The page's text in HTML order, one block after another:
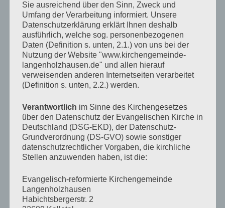
KALENDER
Veranstaltungen im August 2026
MoMontag
DiDienstag
MiMittwoch
DoDonnerstag
FrFreitag
SaSamstag
2727.
Juli
2026
2828.
Juli
2026
29 29.
Juli
2026
3030.
Juli
2026
3131.
Juli
August
33.
August
44.
August
55.
August
66.
August
77.
88.
9
1010.
2026
11 11.
2026
1212.
2026
1313.
2026
14
2026
2026
August
2026
August
2026
August
2026
August
2026
August
2026
August
2026
2026
2424.
August
2026
2525.
August
2026
26 26.
August
2026
2727.
August
2026
2828.
August
2929.
August August
3131.
August
2026
11.
September
2026
22.
September
2026
3 3.
September
2026
44.
September
2026
5 5.
September
2026
66.
TAGESLOSUNG
Sie ausreichend über den Sinn, Zweck und
Umfang der Verarbeitung informiert. Unsere
Datenschutzerklärung erklärt Ihnen deshalb
ausführlich, welche sog. personenbezogenen
Daten (Definition s. unten, 2.1.) von uns bei der
Nutzung der Website "www.kirchengemeinde-
langenholzhausen.de" und allen hierauf
verweisenden anderen Internetseiten verarbeitet
(Definition s. unten, 2.2.) werden.
Verantwortlich im Sinne des Kirchengesetzes
über den Datenschutz der Evangelischen Kirche in
Deutschland (DSG-EKD), der Datenschutz-
Grundverordnung (DS-GVO) sowie sonstiger
datenschutzrechtlicher Vorgaben, die kirchliche
Stellen anzuwenden haben, ist die:
Evangelisch-reformierte Kirchengemeinde
Langenholzhausen
Habichtsbergerstr. 2